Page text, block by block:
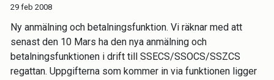
29 feb 2008
Ny anmälning och betalningsfunktion. Vi räknar med att
senast den 10 Mars ha den nya anmälning och
betalningsfunktionen i drift till SSECS/SSOCS/SSZCS
regattan. Uppgifterna som kommer in via funktionen ligger